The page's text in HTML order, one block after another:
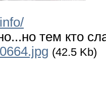
тем кто
(42.5 Kb)